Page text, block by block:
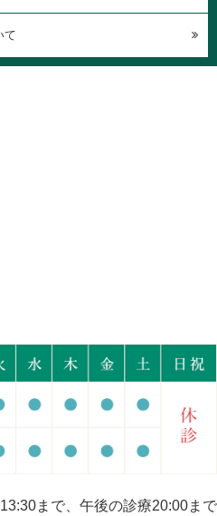
て
まで、午後の診療20:00まで